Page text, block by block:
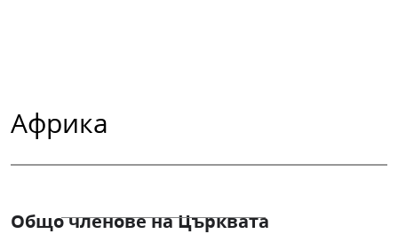
Африка
Общо членове на Църквата